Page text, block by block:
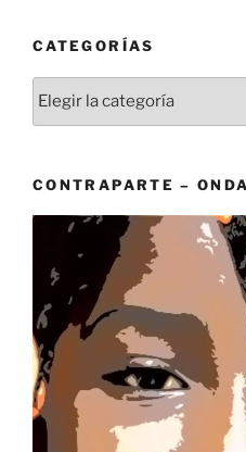
CATEGORÍAS
CONTRAPARTE –